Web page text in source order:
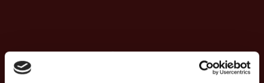
Mittwoch